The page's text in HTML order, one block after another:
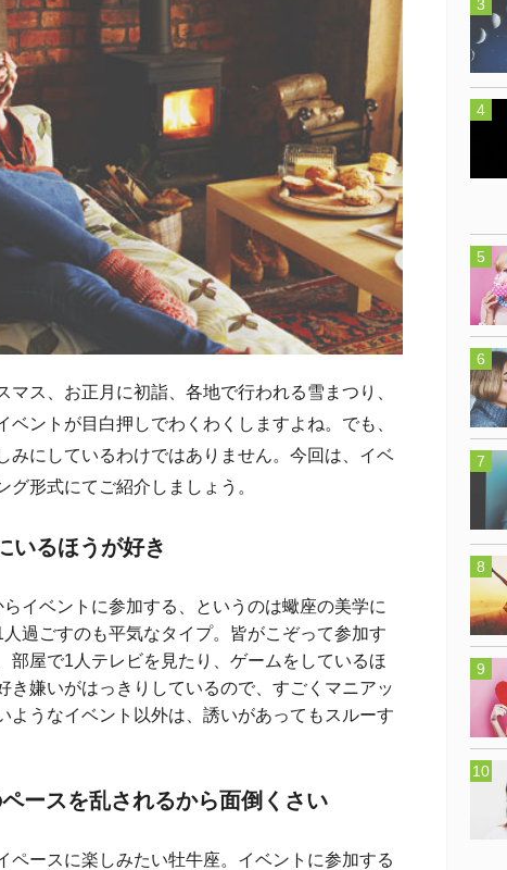
ス、お正月に初詣、各地で行われる雪まつり、
ントが目白押しでわくわくしますよね。でも、
みにしているわけではありません。今回は、イベ
形式にてご紹介しましょう。
るほうが好き
イベントに参加する、というのは蠍座の美学に
過ごすのも平気なタイプ。皆がこぞって参加す
部屋で1人テレビを見たり、ゲームをしているほ
き嫌いがはっきりしているので、すごくマニアッ
ようなイベント以外は、誘いがあってもスルーす
スを乱されるから面倒くさい
ースに楽しみたい牡牛座。イベントに参加する